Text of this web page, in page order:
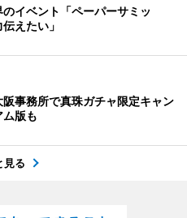
イベント「ペーパーサミッ
えたい」
事務所で真珠ガチャ限定キャン
版も
見る